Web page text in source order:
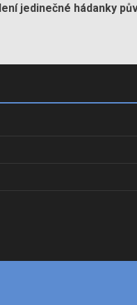
jedinečné hádanky